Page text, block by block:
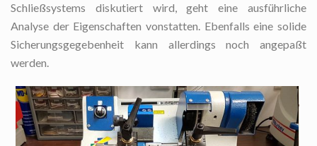
Schließsystems diskutiert wird, geht eine ausführliche
Analyse der Eigenschaften vonstatten. Ebenfalls eine solide
Sicherungsgegebenheit kann allerdings noch angepaßt
werden.